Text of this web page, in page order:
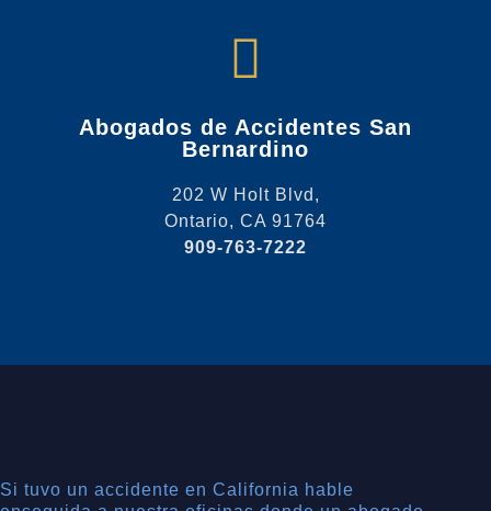
Abogados de Accidentes San
Bernardino
202 W Holt Blvd,
Ontario, CA 91764
909-763-7222
Si tuvo un accidente en California hable